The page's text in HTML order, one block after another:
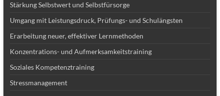
Stärkung Selbstwert und Selbstfürsorge
Umgang mit Leistungsdruck, Prüfungs- und Schulängsten
Erarbeitung neuer, effektiver Lernmethoden
Konzentrations- und Aufmerksamkeitstraining
Soziales Kompetenztraining
Stressmanagement